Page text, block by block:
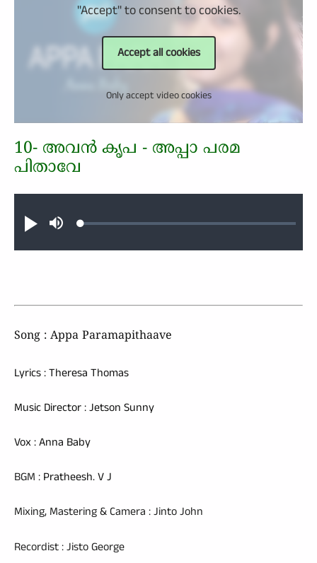
"Accept" to consent to cookies.
Accept all cookies
Only accept video cookies
Play MuteLoaded:
10- അവന്‍ കൃപ - അപ്പാ പരമ
പിതാവേ
Song : Appa Paramapithaave
Lyrics : Theresa Thomas
Music Director : Jetson Sunny
Vox : Anna Baby
BGM : Pratheesh. V J
Mixing, Mastering & Camera : Jinto John
Recordist : Jisto George